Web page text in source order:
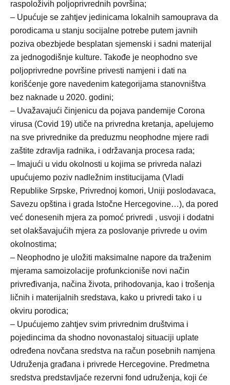
raspoloživih poljoprivrednih površina;
– Upućuje se zahtjev jedinicama lokalnih samouprava da
porodicama u stanju socijalne potrebe putem javnih
poziva obezbjede besplatan sjemenski i sadni materijal
za jednogodišnje kulture. Takođe je neophodno sve
poljoprivredne površine privesti namjeni i dati na
korišćenje gore navedenim kategorijama stanovništva
bez naknade u 2020. godini;
– Uvažavajući činjenicu da pojava pandemije Corona
virusa (Covid 19) utiče na privredna kretanja, apelujemo
na sve privrednike da preduzmu neophodne mjere radi
zaštite zdravlja radnika, i održavanja procesa rada;
– Imajući u vidu okolnosti u kojima se privreda nalazi
upućujemo poziv nadležnim institucijama (Vladi
Republike Srpske, Privrednoj komori, Uniji poslodavaca,
Savezu opština i grada Istočne Hercegovine…), da pored
već donesenih mjera za pomoć privredi , usvoji i dodatni
set olakšavajućih mjera za poslovanje privrede u ovim
okolnostima;
– Neophodno je uložiti maksimalne napore da traženim
mjerama samoizolacije profunkcioniše novi način
privređivanja, načina života, prihodovanja, kao i trošenja
ličnih i materijalnih sredstava, kako u privredi tako i u
okviru porodica;
– Upućujemo zahtjev svim privrednim društvima i
pojedincima da shodno novonastaloj situaciji uplate
određena novčana sredstva na račun posebnih namjena
Udruženja građana i privrede Hercegovine. Predmetna
sredstva predstavljaće rezervni fond udruženja, koji će